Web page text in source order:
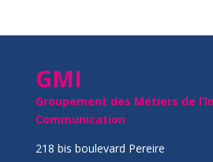
GMI
Groupement des Métiers de
Communication
218 bis boulevard Pereire